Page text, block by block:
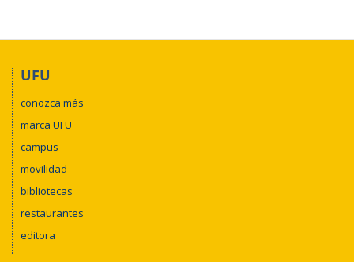
UFU
conozca más
marca UFU
campus
movilidad
bibliotecas
restaurantes
editora